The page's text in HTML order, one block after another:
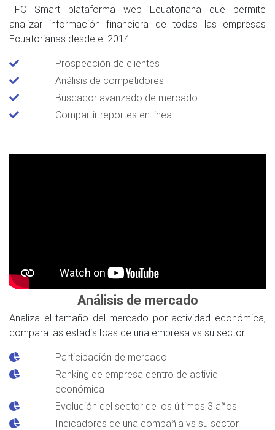
TFC Smart plataforma web Ecuatoriana que permite
analizar información financiera de todas las empresas
Ecuatorianas desde el 2014.
Prospección de clientes
Análisis de competidores
Buscador avanzado de mercado
Compartir reportes en linea
Análisis de mercado
Analiza el tamaño del mercado por actividad económica,
compara las estadísitcas de una empresa vs su sector.
Participación de mercado
Ranking de empresa dentro de activid
económica
Evolución del sector de los últimos 3 años
Indicadores de una compañia vs su sector